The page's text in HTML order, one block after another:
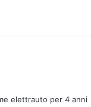
elettrauto per 4 anni